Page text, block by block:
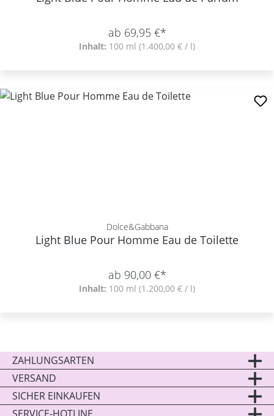
ab 69,95 €*
Inhalt: 100 ml (1.400,00 € / l)
Dolce&Gabbana
Light Blue Pour Homme Eau de Toilette
ab 90,00 €*
Inhalt: 100 ml (1.200,00 € / l)
ZAHLUNGSARTEN
VERSAND
SICHER EINKAUFEN